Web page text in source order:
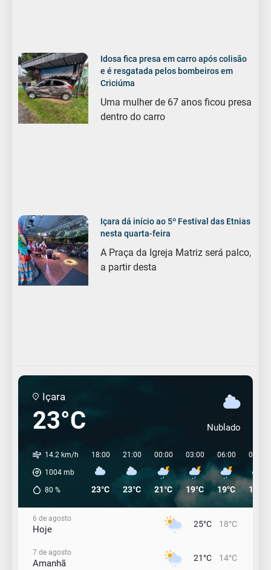
Idosa fica presa em carro após colisão
e é resgatada pelos bombeiros em
Criciúma
Uma mulher de 67 anos ficou presa
dentro do carro
Içara dá início ao 5º Festival das Etnias
nesta quarta-feira
A Praça da Igreja Matriz será palco,
a partir desta
Içara
23°C Nublado
14.2 km/h
1004 mb
80 %
18:00
23°C
21:00
23°C
00:00
21°C
03:00
19°C
06:00
19°C
09:00
19°C
6 de agosto
Hoje 25°C 18°C
7 de agosto
Amanhã 21°C 14°C